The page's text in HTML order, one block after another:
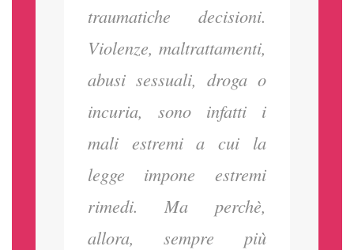
traumatiche decisioni.
Violenze, maltrattamenti,
abusi sessuali, droga o
incuria, sono infatti i
mali estremi a cui la
legge impone estremi
rimedi. Ma perchè,
allora, sempre più